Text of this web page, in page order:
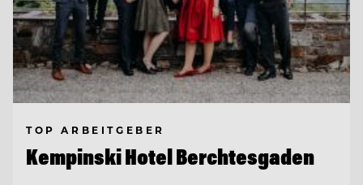
TOP ARBEITGEBER
Kempinski Hotel Berchtesgaden